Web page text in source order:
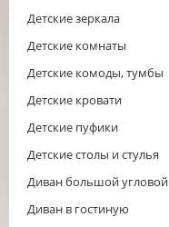
Детские зеркала
Детские комнаты
Детские комоды, тумбы
Детские кровати
Детские пуфики
Детские столы и стулья
Диван большой угловой
Диван в гостиную